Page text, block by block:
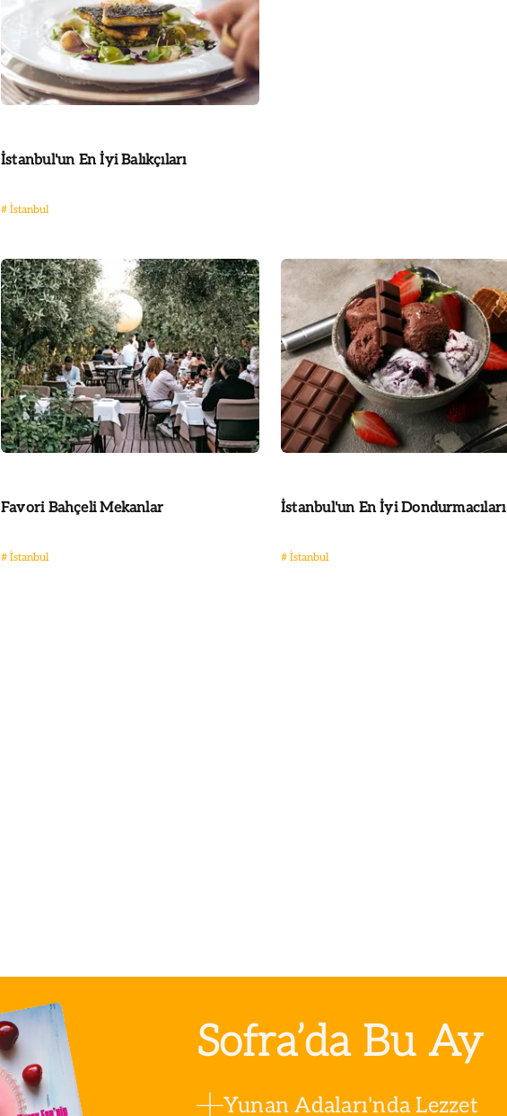
İstanbul'un En İyi Balıkçıları
# İstanbul
Favori Bahçeli Mekanlar
# İstanbul
İstanbul'un En İyi Dondurmacıları
# İstanbul
Sofra’da Bu Ay
Yunan Adaları'nda Lezzet